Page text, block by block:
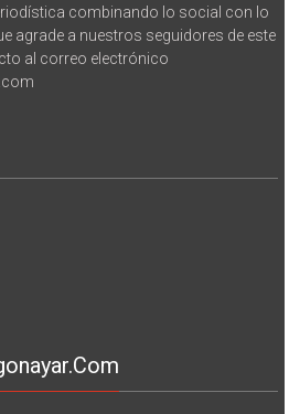
combinando lo social con lo
agrade a nuestros seguidores de este
al correo electrónico